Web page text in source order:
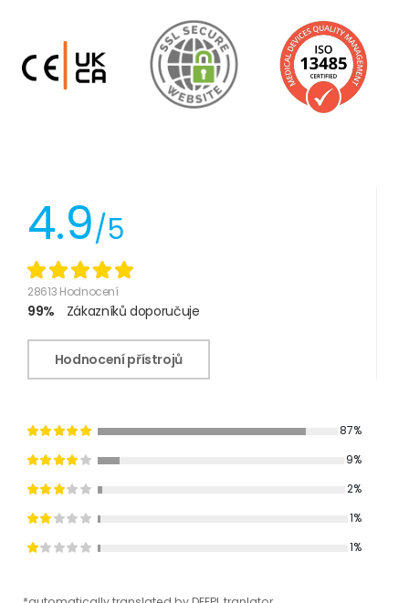
4.9/5
28613 Hodnocení
99% Zákazníků doporučuje
Hodnocení přístrojů
87%
9%
2%
1%
1%